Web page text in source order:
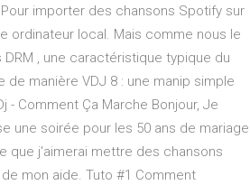
importer des chansons Spotify sur
ordinateur local. Mais comme nous le
, une caractéristique typique du
manière VDJ 8 : une manip simple
- Comment Ça Marche Bonjour, Je
une soirée pour les 50 ans de mariage
que j'aimerai mettre des chansons
mon aide. Tuto #1 Comment